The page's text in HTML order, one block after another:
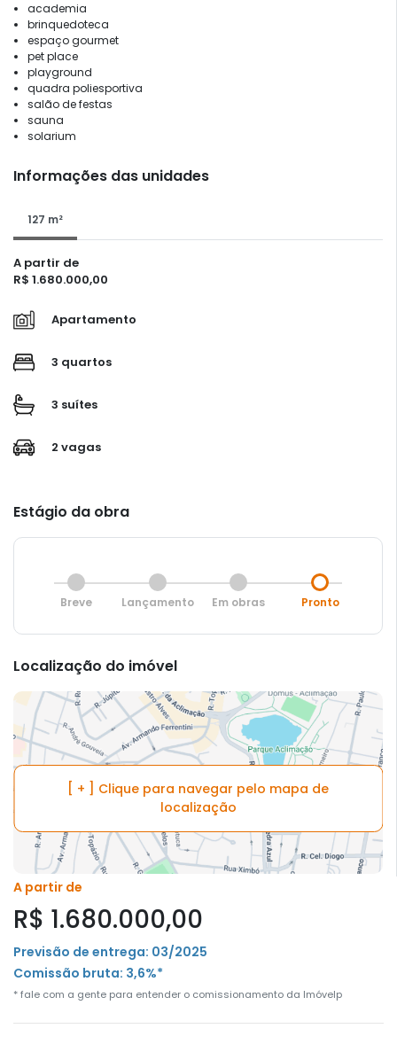
academia
brinquedoteca
espaço gourmet
pet place
playground
quadra poliesportiva
salão de festas
sauna
solarium
Informações das unidades
127 m²
A partir de
R$ 1.680.000,00
Apartamento
3 quartos
3 suítes
2 vagas
Estágio da obra
Breve Lançamento Em obras Pronto
Localização do imóvel
[ + ] Clique para navegar pelo mapa de
localização
A partir de
R$ 1.680.000,00
Previsão de entrega: 03/2025
Comissão bruta: 3,6%*
* fale com a gente para entender o comissionamento da Imóvelp